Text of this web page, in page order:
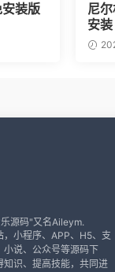
装版
尼
安装
源码"又名Aileym.
小程序、APP、H5、支
小说、公众号等源码下
识、提高技能，共同进